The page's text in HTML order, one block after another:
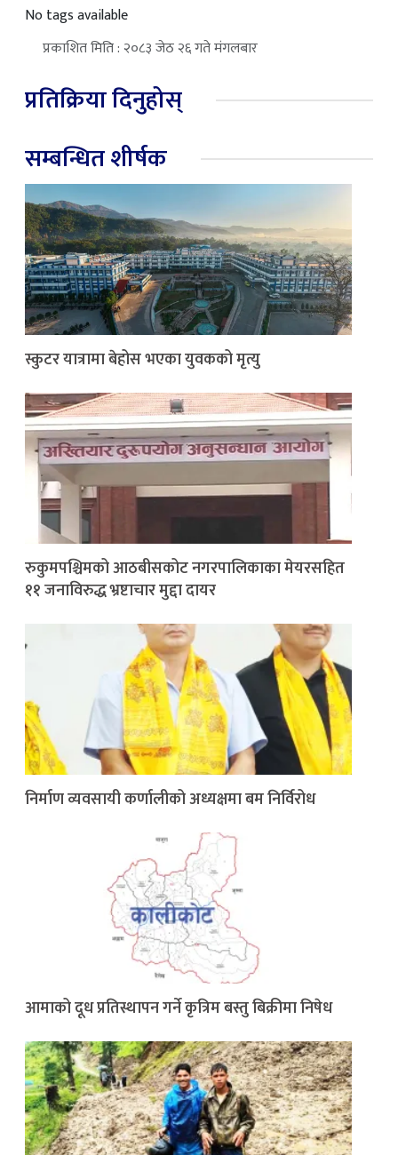
No tags available
प्रकाशित मिति : २०८३ जेठ २६ गते मंगलबार
प्रतिक्रिया दिनुहोस्
सम्बन्धित शीर्षक
स्कुटर यात्रामा बेहोस भएका युवकको मृत्यु
रुकुमपश्चिमको आठबीसकोट नगरपालिकाका मेयरसहित
११ जनाविरुद्ध भ्रष्टाचार मुद्दा दायर
निर्माण व्यवसायी कर्णालीको अध्यक्षमा बम निर्विरोध
आमाको दूध प्रतिस्थापन गर्ने कृत्रिम बस्तु बिक्रीमा निषेध